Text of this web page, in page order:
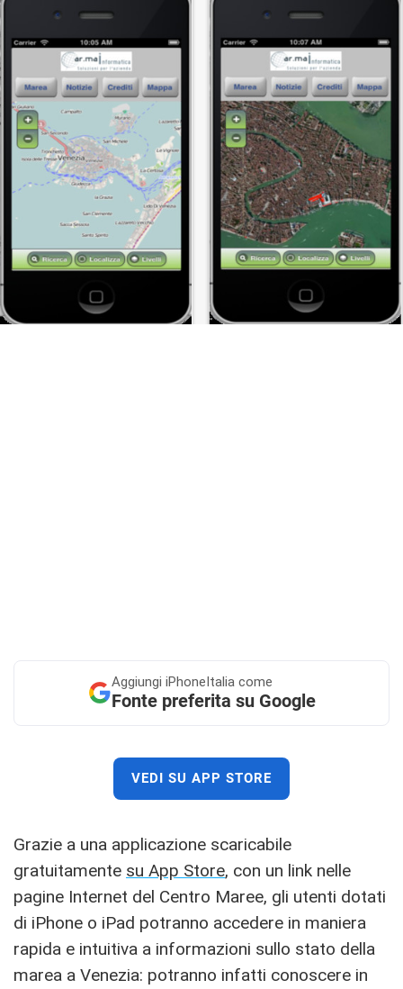
Aggiungi iPhoneItalia come
Fonte preferita su Google
VEDI SU APP STORE
Grazie a una applicazione scaricabile
gratuitamente su App Store, con un link nelle
pagine Internet del Centro Maree, gli utenti dotati
di iPhone o iPad potranno accedere in maniera
rapida e intuitiva a informazioni sullo stato della
marea a Venezia: potranno infatti conoscere in